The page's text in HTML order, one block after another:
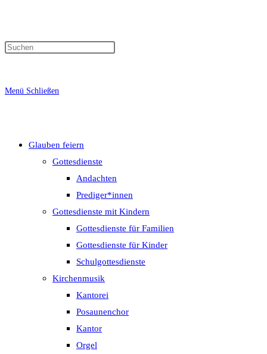
Menü Schließen
Glauben feiern
Gottesdienste
Andachten
Prediger*innen
Gottesdienste mit Kindern
Gottesdienste für Familien
Gottesdienste für Kinder
Schulgottesdienste
Kirchenmusik
Kantorei
Posaunenchor
Kantor
Orgel